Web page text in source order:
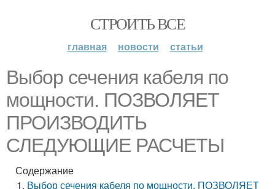
СТРОИТЬ ВСЕ
главная новости статьи
Выбор сечения кабеля по
мощности. ПОЗВОЛЯЕТ
ПРОИЗВОДИТЬ
СЛЕДУЮЩИЕ РАСЧЕТЫ
Содержание
Выбор сечения кабеля по мощности. ПОЗВОЛЯЕТ